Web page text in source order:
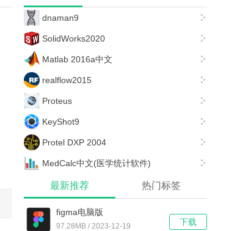
dnaman9
SolidWorks2020
Matlab 2016a中文
realflow2015
Proteus
KeyShot9
Protel DXP 2004
MedCalc中文(医学统计软件)
最新推荐 热门标签
下载
figma电脑版
97.28MB / 2023-12-19